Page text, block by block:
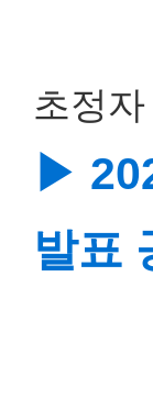
초정
▶
발표